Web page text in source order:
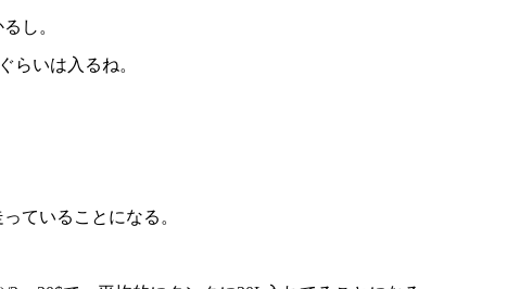
し。
らいは入るね。
ていることになる。